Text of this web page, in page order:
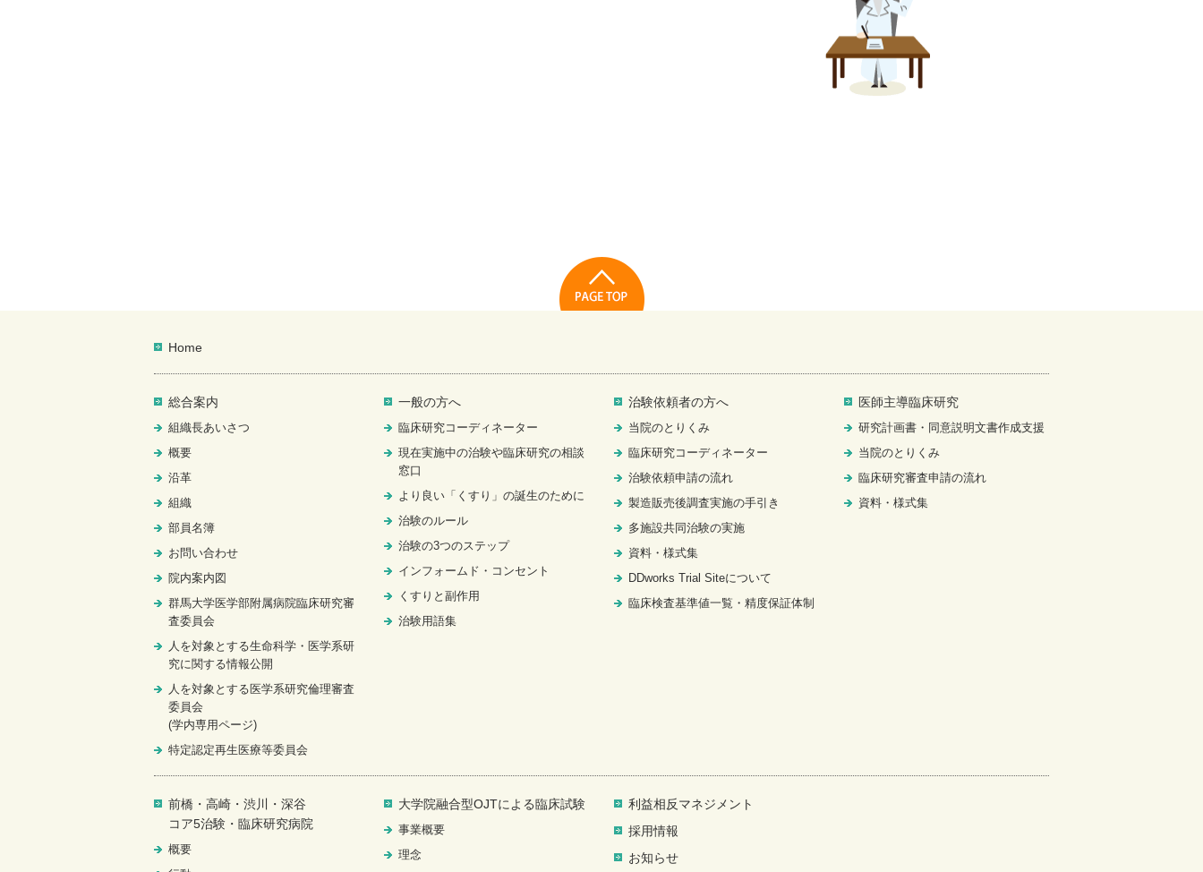
Home
総合案内
組織長あいさつ
概要
沿革
組織
部員名簿
お問い合わせ
院内案内図
群馬大学医学部附属病院臨床研究審
査委員会
人を対象とする生命科学・医学系研
究に関する情報公開
人を対象とする医学系研究倫理審査
委員会
(学内専用ページ)
特定認定再生医療等委員会
一般の方へ
臨床研究コーディネーター
現在実施中の治験や臨床研究の相談
窓口
より良い「くすり」の誕生のために
治験のルール
治験の3つのステップ
インフォームド・コンセント
くすりと副作用
治験用語集
治験依頼者の方へ
当院のとりくみ
臨床研究コーディネーター
治験依頼申請の流れ
製造販売後調査実施の手引き
多施設共同治験の実施
資料・様式集
DDworks Trial Siteについて
臨床検査基準値一覧・精度保証体制
医師主導臨床研究
研究計画書・同意説明文書作成支援
当院のとりくみ
臨床研究審査申請の流れ
資料・様式集
前橋・高崎・渋川・深谷
コア5治験・臨床研究病院
概要
大学院融合型OJTによる臨床試験
事業概要
理念
利益相反マネジメント
採用情報
お知らせ